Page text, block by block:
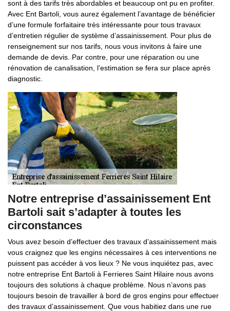
sont à des tarifs très abordables et beaucoup ont pu en profiter.
Avec Ent Bartoli, vous aurez également l’avantage de bénéficier
d’une formule forfaitaire très intéressante pour tous travaux
d’entretien régulier de système d’assainissement. Pour plus de
renseignement sur nos tarifs, nous vous invitons à faire une
demande de devis. Par contre, pour une réparation ou une
rénovation de canalisation, l’estimation se fera sur place après
diagnostic.
Notre entreprise d’assainissement Ent
Bartoli sait s’adapter à toutes les
circonstances
Vous avez besoin d’effectuer des travaux d’assainissement mais
vous craignez que les engins nécessaires à ces interventions ne
puissent pas accéder à vos lieux ? Ne vous inquiétez pas, avec
notre entreprise Ent Bartoli à Ferrieres Saint Hilaire nous avons
toujours des solutions à chaque problème. Nous n’avons pas
toujours besoin de travailler à bord de gros engins pour effectuer
des travaux d’assainissement. Que vous habitiez dans une rue